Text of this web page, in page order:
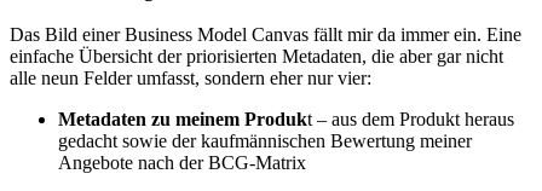
Das Bild einer Business Model Canvas fällt mir da immer ein. Eine
einfache Übersicht der priorisierten Metadaten, die aber gar nicht
alle neun Felder umfasst, sondern eher nur vier:
Metadaten zu meinem Produkt – aus dem Produkt heraus
gedacht sowie der kaufmännischen Bewertung meiner
Angebote nach der BCG-Matrix